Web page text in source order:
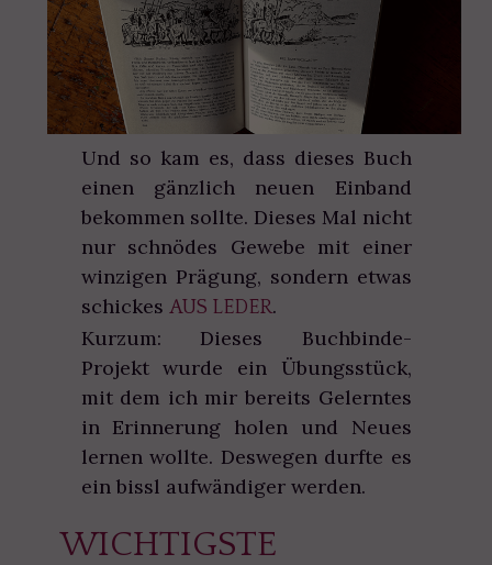
Und so kam es, dass dieses Buch
einen gänzlich neuen Einband
bekommen sollte. Dieses Mal nicht
nur schnödes Gewebe mit einer
winzigen Prägung, sondern etwas
schickes AUS LEDER.
Kurzum: Dieses Buchbinde-
Projekt wurde ein Übungsstück,
mit dem ich mir bereits Gelerntes
in Erinnerung holen und Neues
lernen wollte. Deswegen durfte es
ein bissl aufwändiger werden.
WICHTIGSTE